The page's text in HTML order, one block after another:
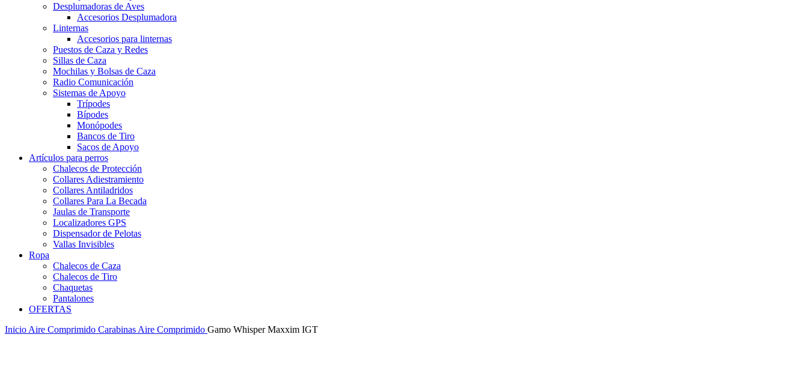
Desplumadoras de Aves
Accesorios Desplumadora
Linternas
Accesorios para linternas
Puestos de Caza y Redes
Sillas de Caza
Mochilas y Bolsas de Caza
Radio Comunicación
Sistemas de Apoyo
Trípodes
Bípodes
Monópodes
Bancos de Tiro
Sacos de Apoyo
Artículos para perros
Chalecos de Protección
Collares Adiestramiento
Collares Antiladridos
Collares Para La Becada
Jaulas de Transporte
Localizadores GPS
Dispensador de Pelotas
Vallas Invisibles
Ropa
Chalecos de Caza
Chalecos de Tiro
Chaquetas
Pantalones
OFERTAS
Inicio Aire Comprimido Carabinas Aire Comprimido Gamo Whisper Maxxim IGT